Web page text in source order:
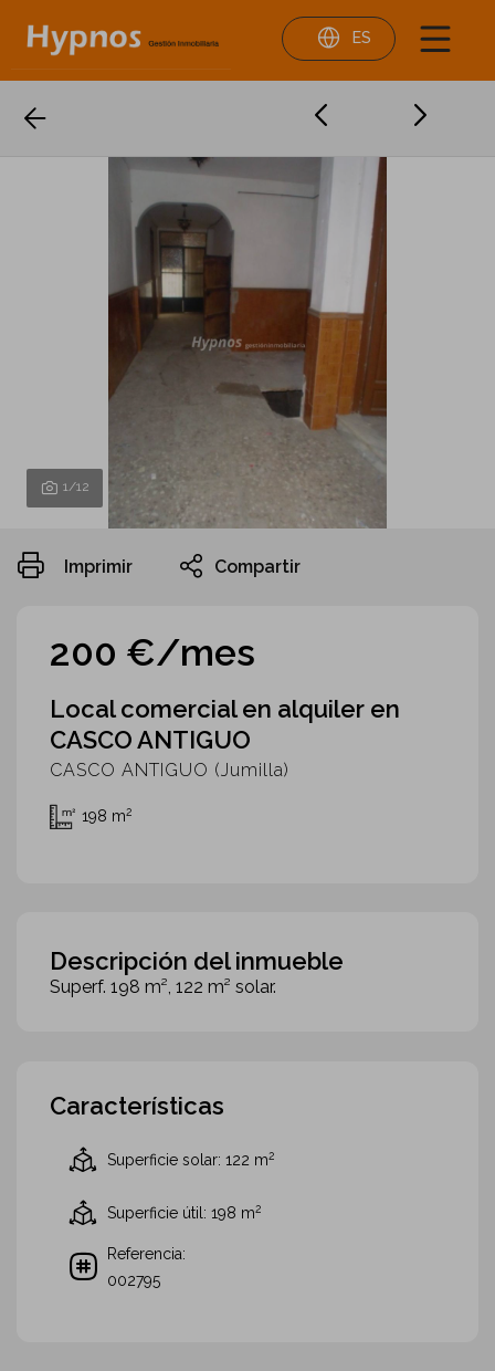
ES
200 €/mes
Local comercial en alquiler en
CASCO ANTIGUO
CASCO ANTIGUO (Jumilla)
198 m2
Imprimir Compartir
1/12
Descripción del inmueble
Superf. 198 m², 122 m² solar.
Características
Superficie solar: 122 m2
Superficie útil: 198 m2
Referencia:
002795